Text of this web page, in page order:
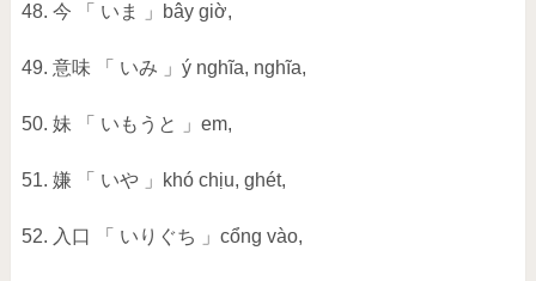
48. 今 「 いま 」bây giờ,
49. 意味 「 いみ 」ý nghĩa, nghĩa,
50. 妹 「 いもうと 」em,
51. 嫌 「 いや 」khó chịu, ghét,
52. 入口 「 いりぐち 」cổng vào,